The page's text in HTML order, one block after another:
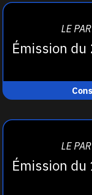
LE
Émission
LE
Émission